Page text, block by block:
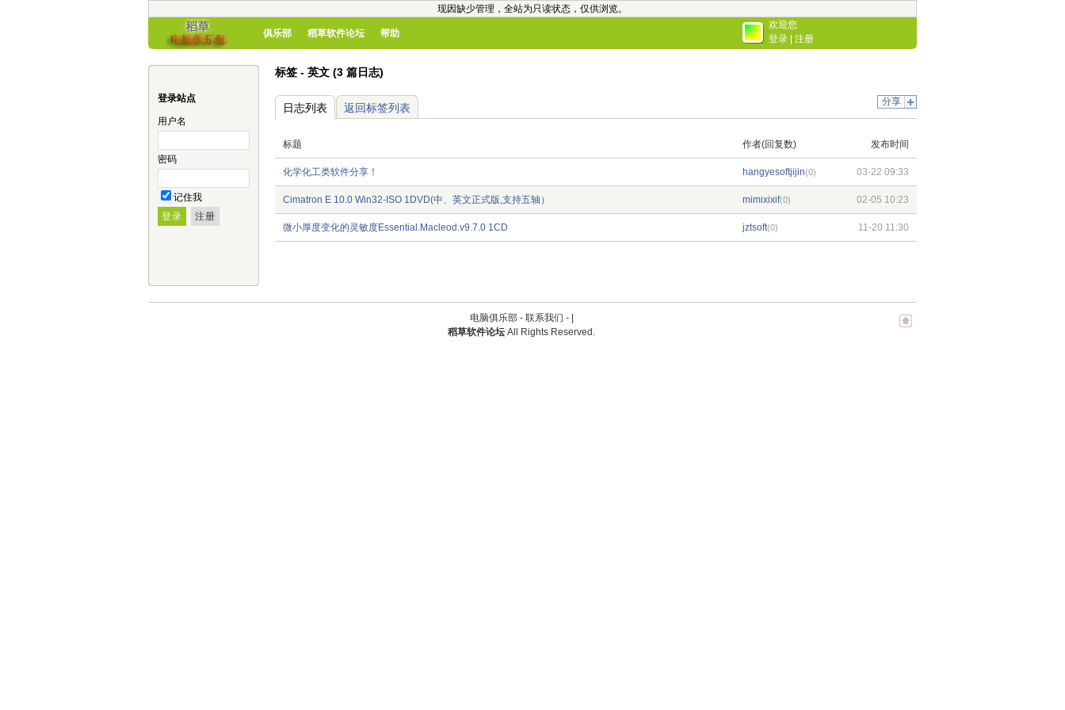
现因缺少管理，全站为只读状态，仅供浏览。
俱乐部 稻草软件论坛 帮助
欢迎您
登录
注册
登录站点
用户名
密码
记住我
标签 - 英文 (3 篇日志)
分享
日志列表 返回标签列表
标题 作者(回复数) 发布时间
化学化工类软件分享！ hangyesoftjijin(0) 03-22 09:33
Cimatron E 10.0 Win32-ISO 1DVD(中、英文正式版,支持五轴） mimixixif(0) 02-05 10:23
微小厚度变化的灵敏度Essential.Macleod.v9.7.0 1CD jztsoft(0) 11-20 11:30
电脑俱乐部 - 联系我们 -
稻草软件论坛 All Rights Reserved.